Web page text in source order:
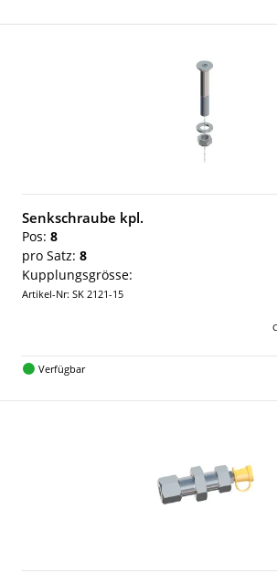
Senkschraube kpl.
Pos: 8
pro Satz: 8
Kupplungsgrösse:
Artikel-Nr: SK 2121-15
Verfügbar